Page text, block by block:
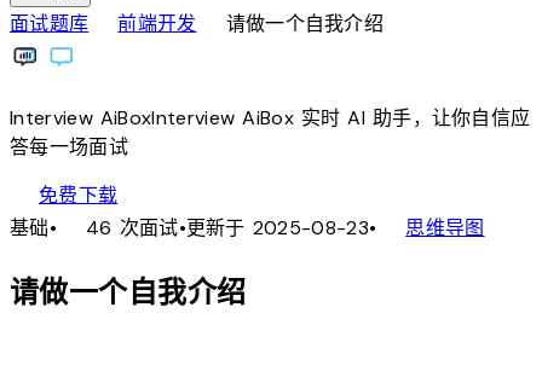
面试题库chevron_right前端开发chevron_right 请做一个自我介绍
Interview AiBoxInterviewAiBox实时 AI 助手，让你自信应
答每一场面试
免费下载
基础• 46 次面试•更新于 2025-08-23• account_tree思维导图
请做一个自我介绍